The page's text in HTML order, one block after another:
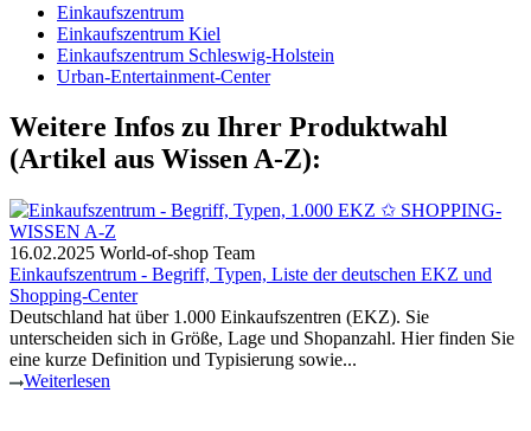
Einkaufszentrum
Einkaufszentrum Kiel
Einkaufszentrum Schleswig-Holstein
Urban-Entertainment-Center
Weitere Infos zu Ihrer Produktwahl
(Artikel aus Wissen A-Z):
16.02.2025 World-of-shop Team
Einkaufszentrum - Begriff, Typen, Liste der deutschen EKZ und
Shopping-Center
Deutschland hat über 1.000 Einkaufszentren (EKZ). Sie
unterscheiden sich in Größe, Lage und Shopanzahl. Hier finden Sie
eine kurze Definition und Typisierung sowie...
Weiterlesen